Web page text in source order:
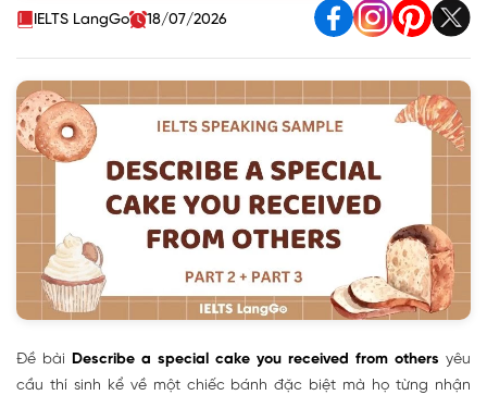
IELTS LangGo 18/07/2026
Đề bài Describe a special cake you received from others yêu
cầu thí sinh kể về một chiếc bánh đặc biệt mà họ từng nhận